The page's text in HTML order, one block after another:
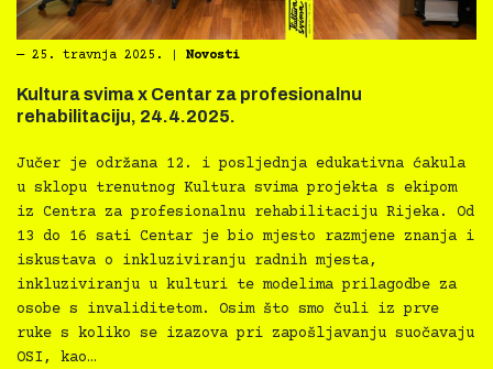
― 25. travnja 2025. Novosti
Kultura svima x Centar za profesionalnu
rehabilitaciju, 24.4.2025.
Jučer je održana 12. i posljednja edukativna ćakula
u sklopu trenutnog Kultura svima projekta s ekipom
iz Centra za profesionalnu rehabilitaciju Rijeka. Od
13 do 16 sati Centar je bio mjesto razmjene znanja i
iskustava o inkluziviranju radnih mjesta,
inkluziviranju u kulturi te modelima prilagodbe za
osobe s invaliditetom. Osim što smo čuli iz prve
ruke s koliko se izazova pri zapošljavanju suočavaju
OSI, kao…